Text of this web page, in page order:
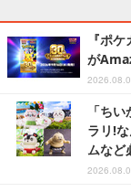
『ポ
が
「ち
ラリ!
ムなど